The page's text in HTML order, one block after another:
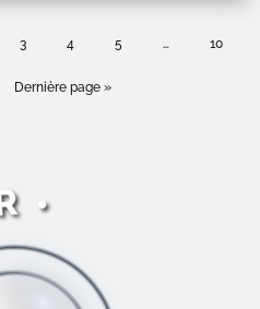
3 4 5 … 10
Dernière page »